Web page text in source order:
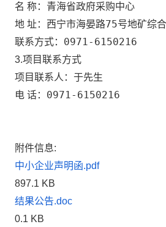
名 称： 青海省政府采购中心
地 址： 西宁市海晏路75号地矿综
联系方式： 0971-6150216
3.项目联系方式
项目联系人： 于先生
电 话： 0971-6150216
附件信息:
中小企业声明函.pdf
897.1 KB
结果公告.doc
0.1 KB